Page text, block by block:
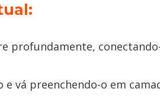
profundamente,
e vá preenchendo-o em